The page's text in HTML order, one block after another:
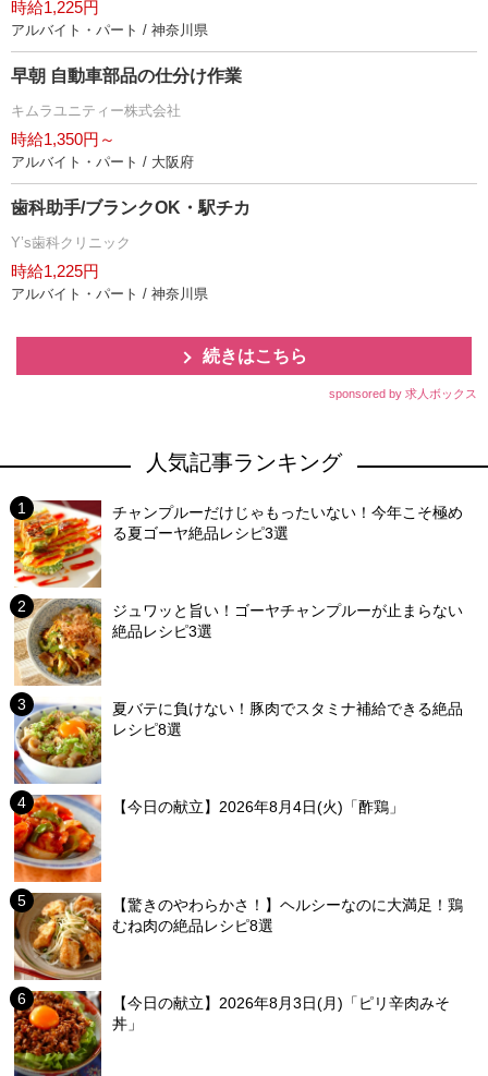
時給1,225円
アルバイト・パート / 神奈川県
早朝 自動車部品の仕分け作業
キムラユニティー株式会社
時給1,350円～
アルバイト・パート / 大阪府
歯科助手/ブランクOK・駅チカ
Y’s歯科クリニック
時給1,225円
アルバイト・パート / 神奈川県
続きはこちら
sponsored by 求人ボックス
人気記事ランキング
チャンプルーだけじゃもったいない！今年こそ極め
る夏ゴーヤ絶品レシピ3選
ジュワッと旨い！ゴーヤチャンプルーが止まらない
絶品レシピ3選
夏バテに負けない！豚肉でスタミナ補給できる絶品
レシピ8選
【今日の献立】2026年8月4日(火)「酢鶏」
【驚きのやわらかさ！】ヘルシーなのに大満足！鶏
むね肉の絶品レシピ8選
【今日の献立】2026年8月3日(月)「ピリ辛肉みそ
丼」